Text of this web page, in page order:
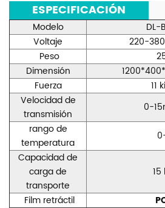
ESPECIFICACIÓN
Modelo
DL-
Voltaje
220-
Peso
Dimensión
Fuerza
11
Velocidad de
transmisión
0-
rango de
temperatura
Capacidad de
carga de
transporte
Film retráctil